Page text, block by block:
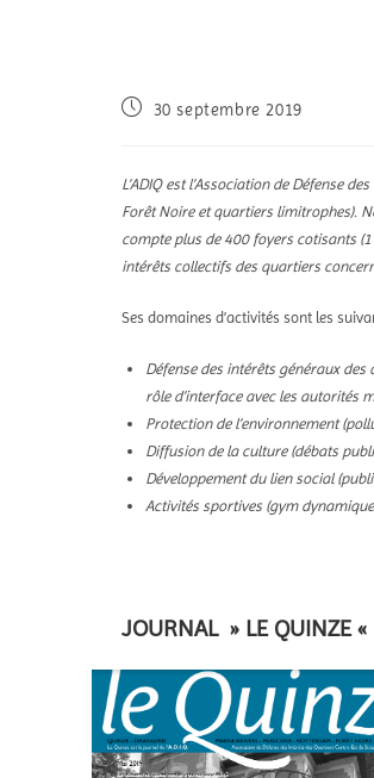
30 septembre 2019
L’ADIQ est l’Association de Défense
Forêt Noire et quartiers limitrophes).
compte plus de 400 foyers cotisants
intérêts collectifs des quartiers
Ses domaines d’activités sont les
Défense des intérêts généraux
rôle d’interface avec les autorités
Protection de l’environnement
Diffusion de la culture (débats
Développement du lien social
Activités sportives (gym
JOURNAL » LE QUINZE «